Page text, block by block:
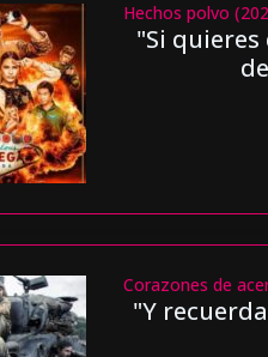
Hechos polvo
"Si
Corazones de
"Y